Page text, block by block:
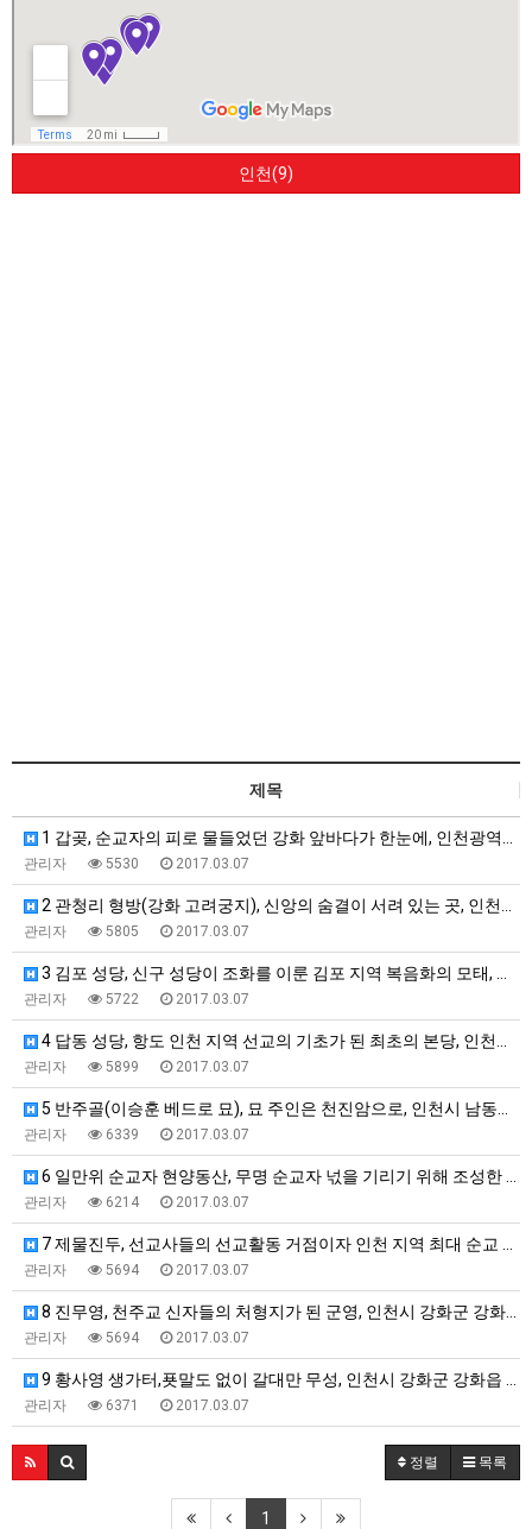
인천(9)
제목
1 갑곶, 순교자의 피로 물들었던 강화 앞바다가 한눈에, 인천광역시 강화…
관리자 5530 2017.03.07
2 관청리 형방(강화 고려궁지), 신앙의 숨결이 서려 있는 곳, 인천시 …
관리자 5805 2017.03.07
3 김포 성당, 신구 성당이 조화를 이룬 김포 지역 복음화의 모태, 경기…
관리자 5722 2017.03.07
4 답동 성당, 항도 인천 지역 선교의 기초가 된 최초의 본당, 인천시 …
관리자 5899 2017.03.07
5 반주골(이승훈 베드로 묘), 묘 주인은 천진암으로, 인천시 남동구 장…
관리자 6339 2017.03.07
6 일만위 순교자 현양동산, 무명 순교자 넋을 기리기 위해 조성한 현양동…
관리자 6214 2017.03.07
7 제물진두, 선교사들의 선교활동 거점이자 인천 지역 최대 순교 터, …
관리자 5694 2017.03.07
8 진무영, 천주교 신자들의 처형지가 된 군영, 인천시 강화군 강화읍 관…
관리자 5694 2017.03.07
9 황사영 생가터,푯말도 없이 갈대만 무성, 인천시 강화군 강화읍 월곳…
관리자 6371 2017.03.07
정렬 목록
1